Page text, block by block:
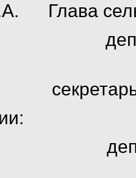
Глава
депутат
депутат